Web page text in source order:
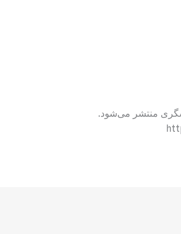
منتشر می‌شود.